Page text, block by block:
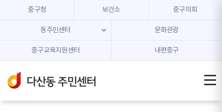
본문 내용 바로가기
주메뉴 바로가기
중구청 보건소 중구의회
동주민센터 문화관광
중구교육지원센터 내편중구